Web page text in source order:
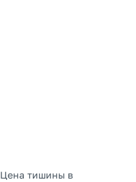
Цена тишины в